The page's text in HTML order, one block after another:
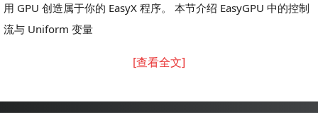
用 GPU 创造属于你的 EasyX 程序。 本节介绍 EasyGPU 中的控制
流与 Uniform 变量
[查看全文]